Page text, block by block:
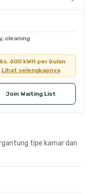
cleaning
600 kWH per bulan
Lihat selengkapnya
Join Waiting List
tipe kamar dan